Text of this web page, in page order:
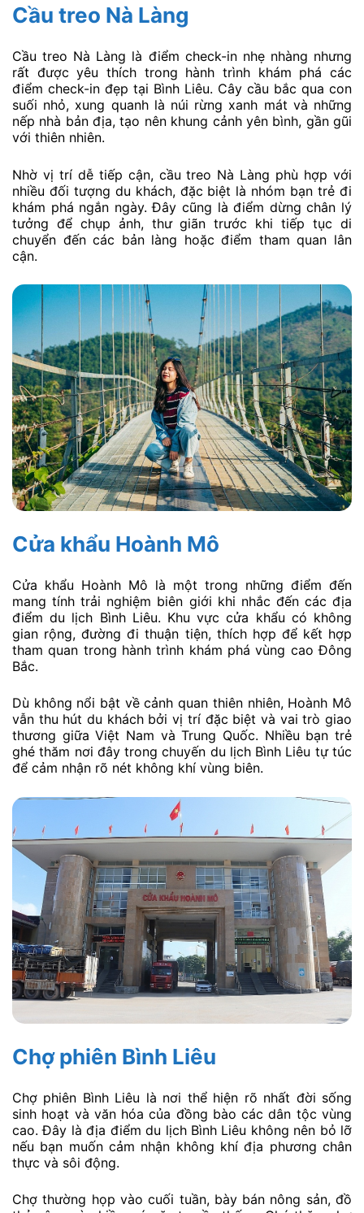
Cầu treo Nà Làng
Cầu treo Nà Làng là điểm check-in nhẹ nhàng nhưng
rất được yêu thích trong hành trình khám phá các
điểm check-in đẹp tại Bình Liêu. Cây cầu bắc qua con
suối nhỏ, xung quanh là núi rừng xanh mát và những
nếp nhà bản địa, tạo nên khung cảnh yên bình, gần gũi
với thiên nhiên.
Nhờ vị trí dễ tiếp cận, cầu treo Nà Làng phù hợp với
nhiều đối tượng du khách, đặc biệt là nhóm bạn trẻ đi
khám phá ngắn ngày. Đây cũng là điểm dừng chân lý
tưởng để chụp ảnh, thư giãn trước khi tiếp tục di
chuyển đến các bản làng hoặc điểm tham quan lân
cận.
Cửa khẩu Hoành Mô
Cửa khẩu Hoành Mô là một trong những điểm đến
mang tính trải nghiệm biên giới khi nhắc đến các địa
điểm du lịch Bình Liêu. Khu vực cửa khẩu có không
gian rộng, đường đi thuận tiện, thích hợp để kết hợp
tham quan trong hành trình khám phá vùng cao Đông
Bắc.
Dù không nổi bật về cảnh quan thiên nhiên, Hoành Mô
vẫn thu hút du khách bởi vị trí đặc biệt và vai trò giao
thương giữa Việt Nam và Trung Quốc. Nhiều bạn trẻ
ghé thăm nơi đây trong chuyến du lịch Bình Liêu tự túc
để cảm nhận rõ nét không khí vùng biên.
Chợ phiên Bình Liêu
Chợ phiên Bình Liêu là nơi thể hiện rõ nhất đời sống
sinh hoạt và văn hóa của đồng bào các dân tộc vùng
cao. Đây là địa điểm du lịch Bình Liêu không nên bỏ lỡ
nếu bạn muốn cảm nhận không khí địa phương chân
thực và sôi động.
Chợ thường họp vào cuối tuần, bày bán nông sản, đồ